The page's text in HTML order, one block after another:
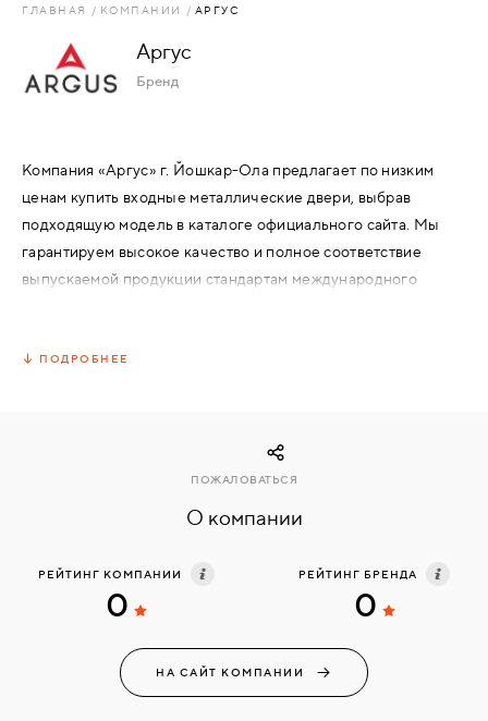
АКСЕССУАРЫ
И
"УМНЫЙ
ДОМ"
СВЯЗАТЬСЯ
ГЛАВНАЯ КОМПАНИИ АРГУС
Аргус
Бренд
Компания «Аргус» г. Йошкар-Ола предлагает по низким
ценам купить входные металлические двери, выбрав
подходящую модель в каталоге официального сайта. Мы
гарантируем высокое качество и полное соответствие
выпускаемой продукции стандартам международного
в Йошкар-Оле, но и далеко за пределами города. Доставка
ПОДРОБНЕЕ
О компании
ПОЖАЛОВАТЬСЯ
РЕЙТИНГ КОМПАНИИ
0
РЕЙТИНГ БРЕНДА
0
НА САЙТ КОМПАНИИ